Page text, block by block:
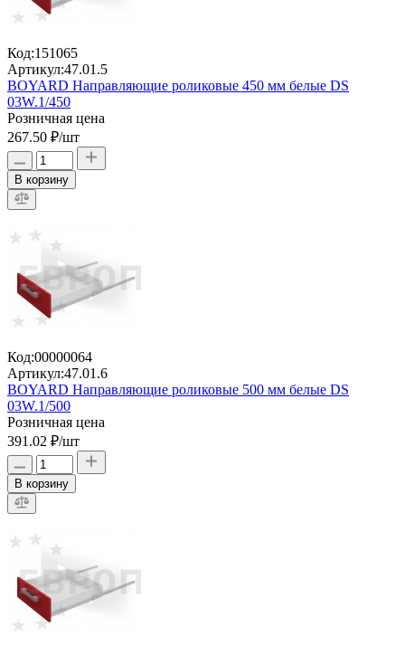
Код:151065
Артикул:47.01.5
BOYARD Направляющие роликовые 450 мм белые DS
03W.1/450
Розничная цена
267.50 ₽/шт
В корзину
Код:00000064
Артикул:47.01.6
BOYARD Направляющие роликовые 500 мм белые DS
03W.1/500
Розничная цена
391.02 ₽/шт
В корзину